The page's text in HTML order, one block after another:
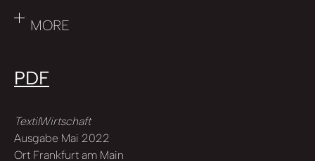
MORE
PDF
TextilWirtschaft
Ausgabe Mai 2022
Ort Frankfurt am Main